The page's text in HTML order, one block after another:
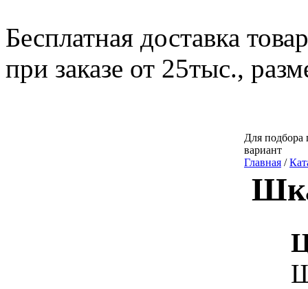
Бесплатная доставка
при заказе от 25тыс.,
Для подбора
вариант
Главная /